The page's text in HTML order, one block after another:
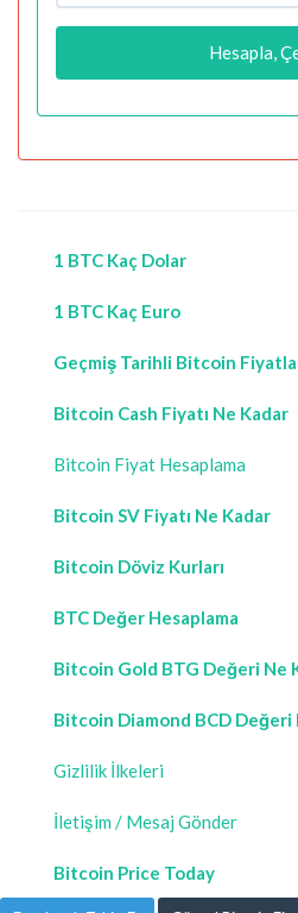
Hesapla,
1 BTC Kaç Dolar
1 BTC Kaç Euro
Geçmiş Tarihli Bitcoin
Bitcoin Cash Fiyatı Ne Kadar
Bitcoin Fiyat Hesaplama
Bitcoin SV Fiyatı Ne Kadar
Bitcoin Döviz Kurları
BTC Değer Hesaplama
Bitcoin Gold BTG Değeri Ne
Bitcoin Diamond BCD Değeri
Gizlilik İlkeleri
İletişim / Mesaj Gönder
Bitcoin Price Today